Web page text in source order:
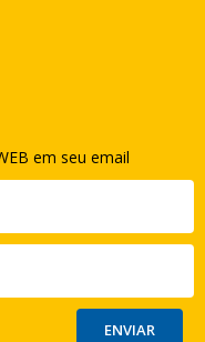
em seu email